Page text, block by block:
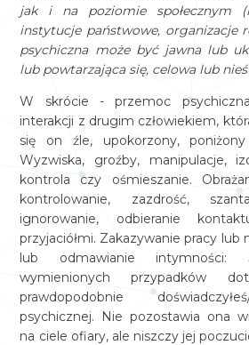
jak i na poziomie społecznym
instytucje państwowe, organizacje
psychiczna może być jawna lub
lub powtarzająca się, celowa lub
W skrócie - przemoc
interakcji z drugim człowiekiem,
się on źle, upokorzony,
Wyzwiska, groźby, manipulacje,
kontrola czy ośmieszanie.
kontrolowanie, zazdrość,
ignorowanie, odbieranie
przyjaciółmi. Zakazywanie pracy lub
lub odmawianie
wymienionych przypadków
prawdopodobnie
psychicznej. Nie pozostawia ona
na ciele ofiary, ale niszczy jej